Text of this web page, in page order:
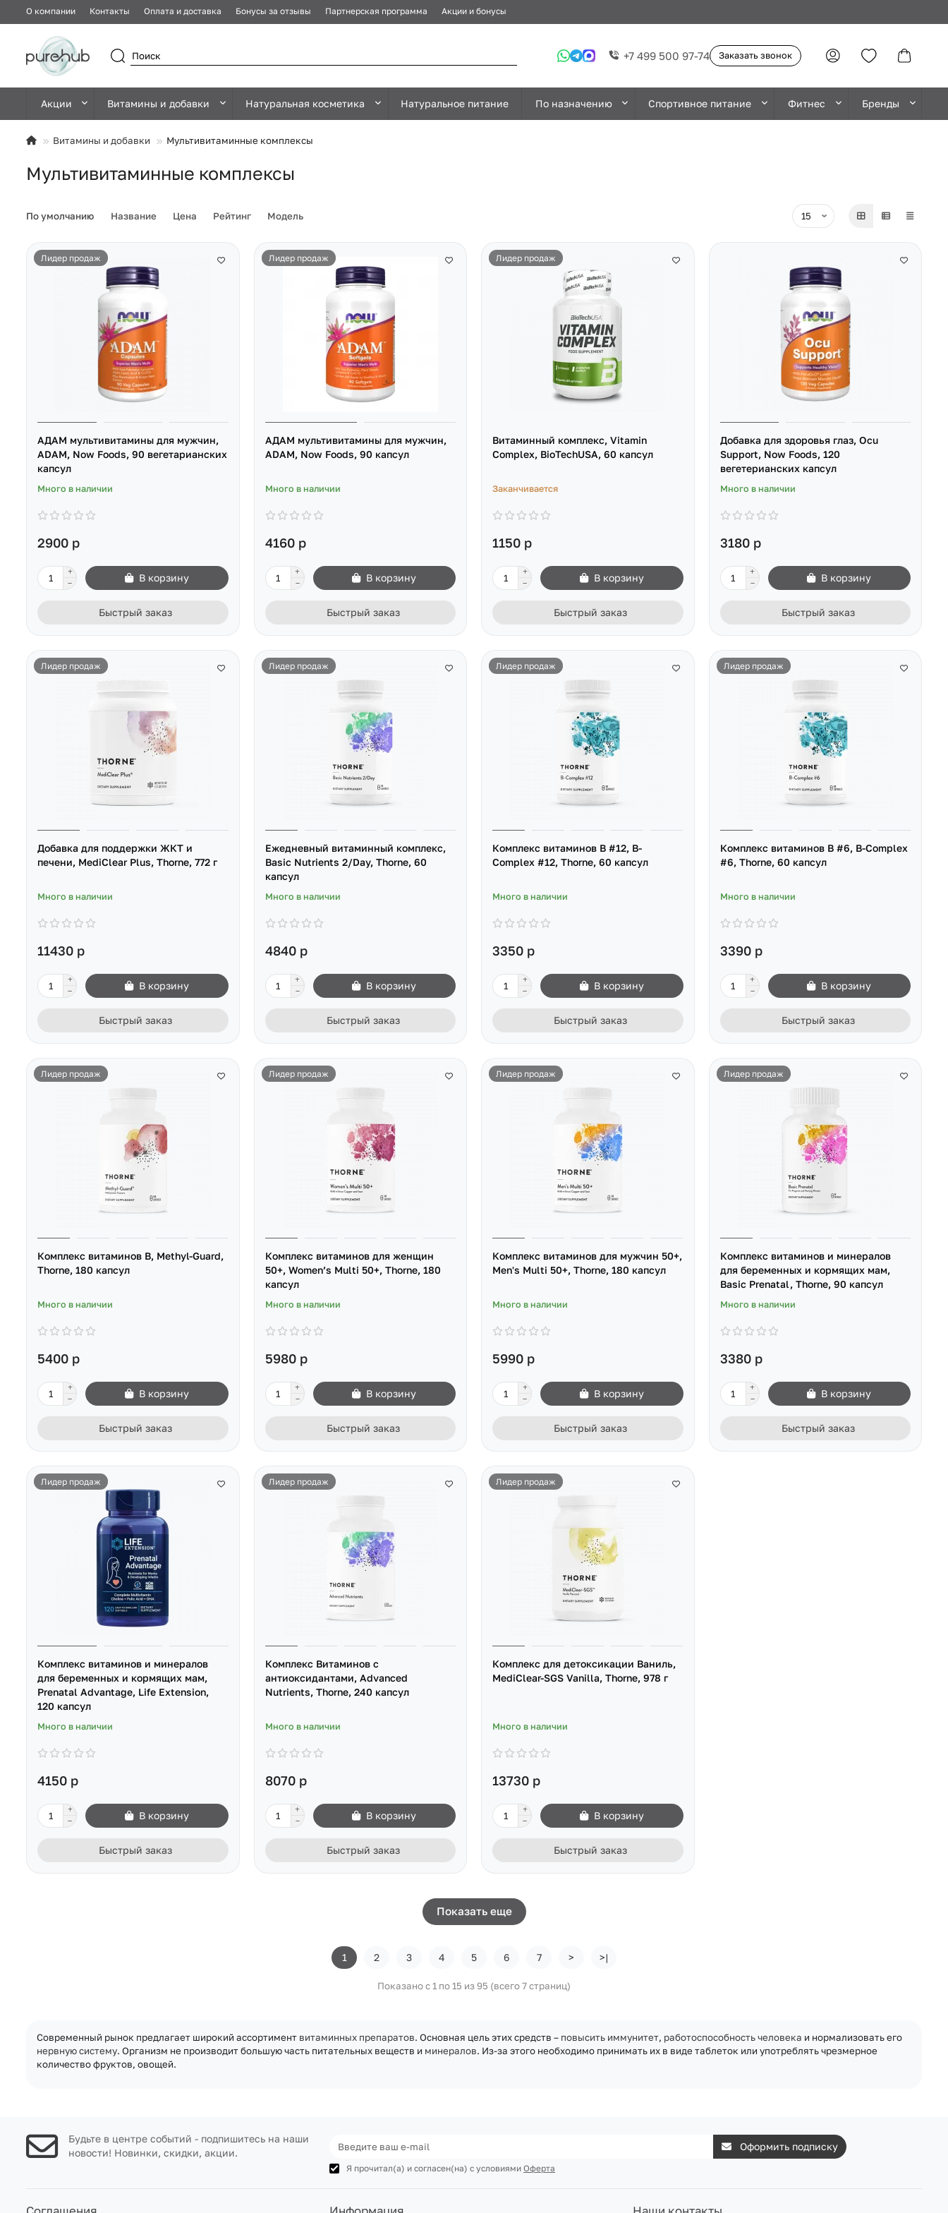
О компании Контакты Оплата и доставка Бонусы за отзывы Партнерская программа Акции и бонусы
+7 499 500 97-74 Заказать звонок
Акции Витамины и добавки Натуральная косметика Натуральное питание По назначению Спортивное питание Фитнес Бренды
Витамины и добавки Мультивитаминные комплексы
Мультивитаминные комплексы
По умолчанию Название Цена Рейтинг Модель
Лидер продаж
АДАМ мультивитамины для мужчин,
ADAM, Now Foods, 90 вегетарианских
капсул
Много в наличии
2900 р
В корзину
Быстрый заказ
Лидер продаж
АДАМ мультивитамины для мужчин,
ADAM, Now Foods, 90 капсул
Много в наличии
4160 р
В корзину
Быстрый заказ
Лидер продаж
Витаминный комплекс, Vitamin
Complex, BioTechUSA, 60 капсул
Заканчивается
1150 р
В корзину
Быстрый заказ
Добавка для здоровья глаз, Ocu
Support, Now Foods, 120
вегетерианских капсул
Много в наличии
3180 р
В корзину
Быстрый заказ
Лидер продаж
Добавка для поддержки ЖКТ и
печени, MediClear Plus, Thorne, 772 г
Много в наличии
11430 р
В корзину
Быстрый заказ
Лидер продаж
Ежедневный витаминный комплекс,
Basic Nutrients 2/Day, Thorne, 60
капсул
Много в наличии
4840 р
В корзину
Быстрый заказ
Лидер продаж
Комплекс витаминов B #12, B-
Complex #12, Thorne, 60 капсул
Много в наличии
3350 р
В корзину
Быстрый заказ
Лидер продаж
Комплекс витаминов B #6, B-Complex
#6, Thorne, 60 капсул
Много в наличии
3390 р
В корзину
Быстрый заказ
Лидер продаж
Комплекс витаминов В, Methyl-Guard,
Thorne, 180 капсул
Много в наличии
5400 р
В корзину
Быстрый заказ
Лидер продаж
Комплекс витаминов для женщин
50+, Women’s Multi 50+, Thorne, 180
капсул
Много в наличии
5980 р
В корзину
Быстрый заказ
Лидер продаж
Комплекс витаминов для мужчин 50+,
Men's Multi 50+, Thorne, 180 капсул
Много в наличии
5990 р
В корзину
Быстрый заказ
Лидер продаж
Комплекс витаминов и минералов
для беременных и кормящих мам,
Basic Prenatal, Thorne, 90 капсул
Много в наличии
3380 р
В корзину
Быстрый заказ
Лидер продаж
Комплекс витаминов и минералов
для беременных и кормящих мам,
Prenatal Advantage, Life Extension,
120 капсул
Много в наличии
4150 р
В корзину
Быстрый заказ
Лидер продаж
Комплекс Витаминов с
антиоксидантами, Advanced
Nutrients, Thorne, 240 капсул
Много в наличии
8070 р
В корзину
Быстрый заказ
Лидер продаж
Комплекс для детоксикации Ваниль,
MediClear-SGS Vanilla, Thorne, 978 г
Много в наличии
13730 р
В корзину
Быстрый заказ
Показать еще
1 2 3 4 5 6 7 > >|
Показано с 1 по 15 из 95 (всего 7 страниц)
Современный рынок предлагает широкий ассортимент витаминных препаратов. Основная цель этих средств – повысить иммунитет, работоспособность человека и нормализовать его
нервную систему. Организм не производит большую часть питательных веществ и минералов. Из-за этого необходимо принимать их в виде таблеток или употреблять чрезмерное
количество фруктов, овощей.
Будьте в центре событий - подпишитесь на наши
новости! Новинки, скидки, акции.
Оформить подписку
Я прочитал(а) и согласен(на) с условиями Оферта